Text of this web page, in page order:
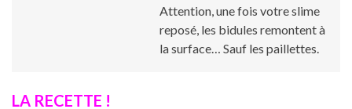
Attention, une fois votre slime
reposé, les bidules remontent à
la surface… Sauf les paillettes.
LA RECETTE !